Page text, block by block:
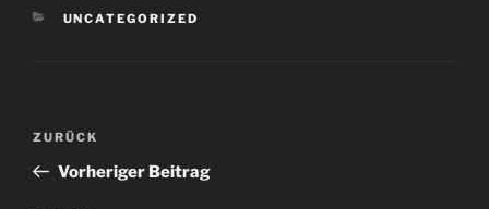
KATEGORIEN
UNCATEGORIZED
Beitragsnavigation
Vorheriger
Beitrag
ZURÜCK
Vorheriger Beitrag